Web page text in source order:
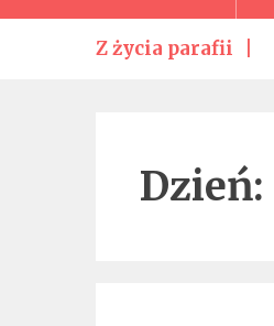
Z życia parafii
Dzień: